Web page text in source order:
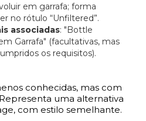
em garrafa; forma
no rótulo “Unfiltered”.
associadas: "Bottle
Garrafa" (facultativas, mas
os requisitos).
conhecidas, mas com
uma alternativa
com estilo semelhante.